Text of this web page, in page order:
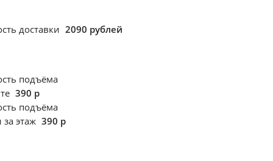
доставки 2090 рублей
подъёма
390 р
подъёма
этаж 390 р